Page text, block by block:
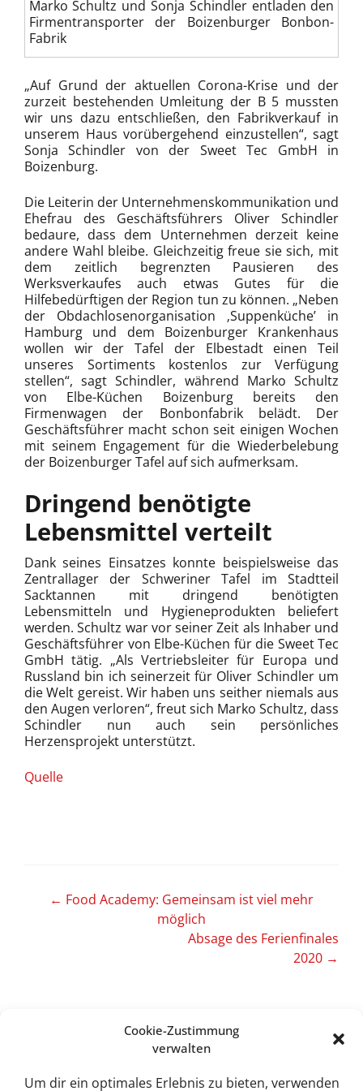
Cookie-Zustimmung
verwalten
Um dir ein optimales Erlebnis zu bieten, verwenden
Marko Schultz und Sonja Schindler entladen den
Firmentransporter der Boizenburger Bonbon-
Fabrik
„Auf Grund der aktuellen Corona-Krise und der
zurzeit bestehenden Umleitung der B 5 mussten
wir uns dazu entschließen, den Fabrikverkauf in
unserem Haus vorübergehend einzustellen“, sagt
Sonja Schindler von der Sweet Tec GmbH in
Boizenburg.
Die Leiterin der Unternehmenskommunikation und
Ehefrau des Geschäftsführers Oliver Schindler
bedaure, dass dem Unternehmen derzeit keine
andere Wahl bleibe. Gleichzeitig freue sie sich, mit
dem zeitlich begrenzten Pausieren des
Werksverkaufes auch etwas Gutes für die
Hilfebedürftigen der Region tun zu können. „Neben
der Obdachlosenorganisation ‚Suppenküche’ in
Hamburg und dem Boizenburger Krankenhaus
wollen wir der Tafel der Elbestadt einen Teil
unseres Sortiments kostenlos zur Verfügung
stellen“, sagt Schindler, während Marko Schultz
von Elbe-Küchen Boizenburg bereits den
Firmenwagen der Bonbonfabrik belädt. Der
Geschäftsführer macht schon seit einigen Wochen
mit seinem Engagement für die Wiederbelebung
der Boizenburger Tafel auf sich aufmerksam.
Dringend benötigte
Lebensmittel verteilt
Dank seines Einsatzes konnte beispielsweise das
Zentrallager der Schweriner Tafel im Stadtteil
Sacktannen mit dringend benötigten
Lebensmitteln und Hygieneprodukten beliefert
werden. Schultz war vor seiner Zeit als Inhaber und
Geschäftsführer von Elbe-Küchen für die Sweet Tec
GmbH tätig. „Als Vertriebsleiter für Europa und
Russland bin ich seinerzeit für Oliver Schindler um
die Welt gereist. Wir haben uns seither niemals aus
den Augen verloren“, freut sich Marko Schultz, dass
Schindler nun auch sein persönliches
Herzensprojekt unterstützt.
Quelle
Artikel-
← Food Academy: Gemeinsam ist viel mehr
möglich
Absage des Ferienfinales
2020 →
Sweet Tec GmbH
Lindhorst 4